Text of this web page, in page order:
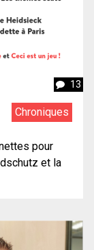
13
Chroniques
pour
et la